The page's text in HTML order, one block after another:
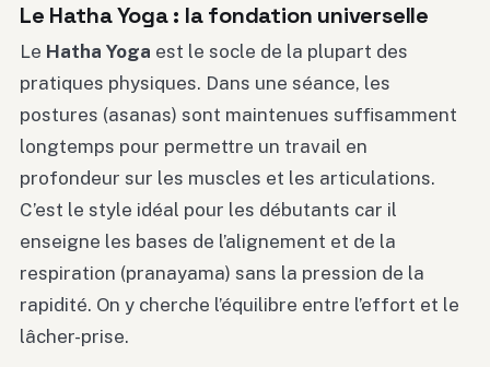
Le Hatha Yoga : la fondation universelle
Le Hatha Yoga est le socle de la plupart des
pratiques physiques. Dans une séance, les
postures (asanas) sont maintenues suffisamment
longtemps pour permettre un travail en
profondeur sur les muscles et les articulations.
C’est le style idéal pour les débutants car il
enseigne les bases de l’alignement et de la
respiration (pranayama) sans la pression de la
rapidité. On y cherche l’équilibre entre l’effort et le
lâcher-prise.